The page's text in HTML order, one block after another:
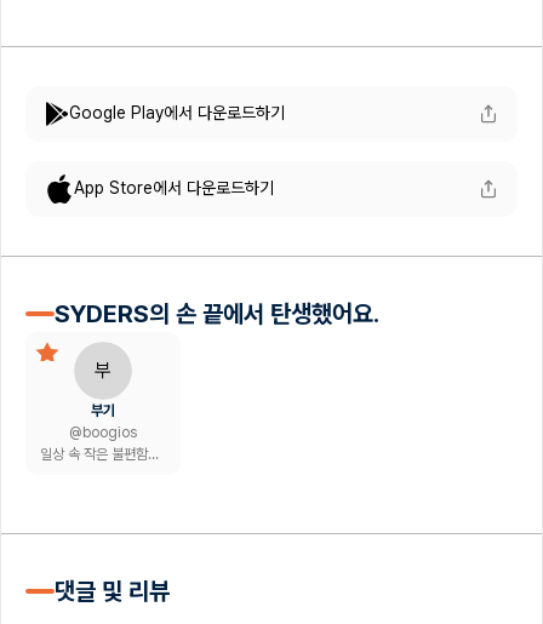
Google Play에서 다운로드하기
App Store에서 다운로드하기
SYDERS의 손 끝에서 탄생했어요.
부
부기
@boogios
일상 속 작은 불편함을 앱으로 해결하는 1인 개발자
댓글 및 리뷰